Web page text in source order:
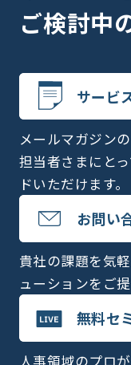
ご検討中
サービ
メールマガジン
担当者さまにと
ドいただけます。
お問い
貴社の課題を気
ューションをご
無料セ
人事領域のプロ